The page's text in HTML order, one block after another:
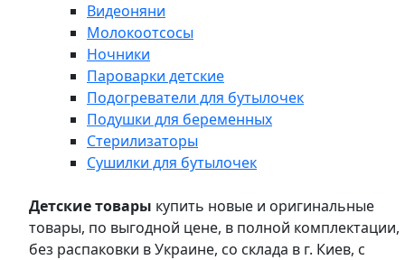
Видеоняни
Молокоотсосы
Ночники
Пароварки детские
Подогреватели для бутылочек
Подушки для беременных
Стерилизаторы
Сушилки для бутылочек
Детские товары купить новые и оригинальные
товары, по выгодной цене, в полной комплектации,
без распаковки в Украине, со склада в г. Киев, с